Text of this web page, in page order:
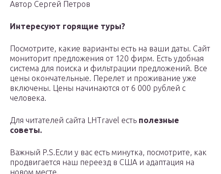
Автор Сергей Петров
Интересуют горящие туры?
Посмотрите, какие варианты есть на ваши даты. Сайт
мониторит предложения от 120 фирм. Есть удобная
система для поиска и фильтрации предложений. Все
цены окончательные. Перелет и проживание уже
включены. Цены начинаются от 6 000 рублей с
человека.
Для читателей сайта LHTravel есть полезные
советы.
Важный P.S.Если у вас есть минутка, посмотрите, как
продвигается наш переезд в США и адаптация на
новом месте.